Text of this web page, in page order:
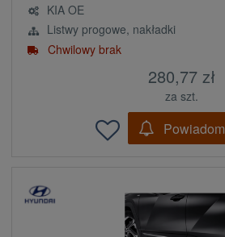
KIA OE
Listwy progowe, nakładki
Chwilowy brak
280,77 zł
za szt.
Powiadom